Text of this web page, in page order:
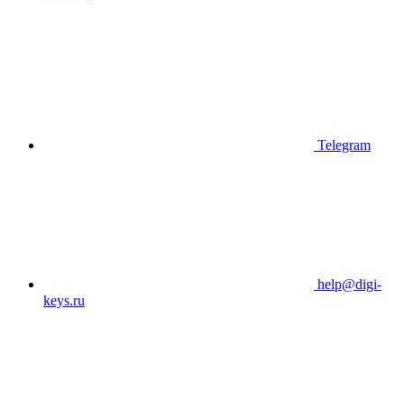
Telegram
help@digi-
keys.ru